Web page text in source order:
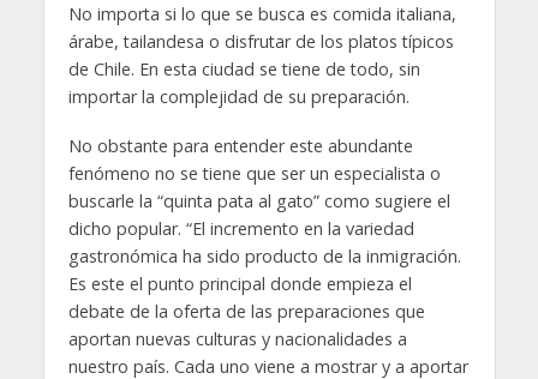
No importa si lo que se busca es comida italiana,
árabe, tailandesa o disfrutar de los platos típicos
de Chile. En esta ciudad se tiene de todo, sin
importar la complejidad de su preparación.
No obstante para entender este abundante
fenómeno no se tiene que ser un especialista o
buscarle la “quinta pata al gato” como sugiere el
dicho popular. “El incremento en la variedad
gastronómica ha sido producto de la inmigración.
Es este el punto principal donde empieza el
debate de la oferta de las preparaciones que
aportan nuevas culturas y nacionalidades a
nuestro país. Cada uno viene a mostrar y a aportar